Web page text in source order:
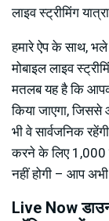
लाइव स्ट्रीमिंग
हमारे ऐप के साथ,
मोबाइल लाइव
मतलब यह है कि
किया जाएगा,
भी वे सार्वजनिक
करने के लिए 1,000
नहीं होगी – आप
Live Now